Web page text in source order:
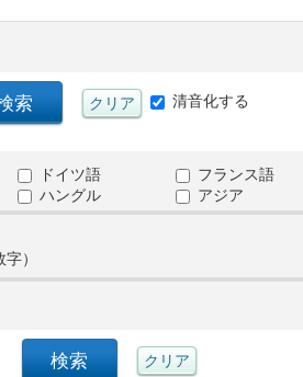
清音化する
ドイツ語 フランス語
ハングル アジア
）